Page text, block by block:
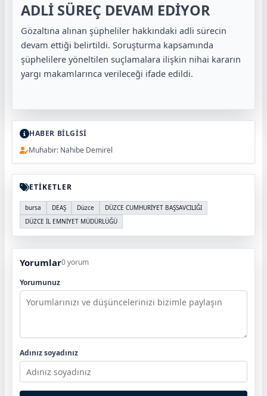
ADLİ SÜREÇ DEVAM EDİYOR
Gözaltına alınan şüpheliler hakkındaki adli sürecin
devam ettiği belirtildi. Soruşturma kapsamında
şüphelilere yöneltilen suçlamalara ilişkin nihai kararın
yargı makamlarınca verileceği ifade edildi.
HABER BİLGİSİ
Muhabir: Nahibe Demirel
ETİKETLER
bursa DEAŞ Düzce
DÜZCE CUMHURİYET BAŞSAVCILIĞI
DÜZCE İL EMNİYET MÜDÜRLÜĞÜ
Yorumlar0 yorum
Yorumunuz
Adınız soyadınız